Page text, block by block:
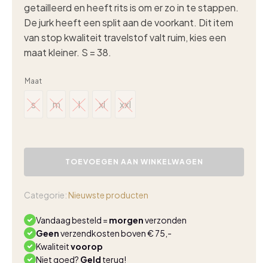
getailleerd en heeft rits is om er zo in te stappen.
De jurk heeft een split aan de voorkant. Dit item
van stop kwaliteit travelstof valt ruim, kies een
maat kleiner. S = 38.
Maat
s
s
m
m
l
l
xl
xl
xxl
xxl
Triple
Cameron
aantal
TOEVOEGEN AAN WINKELWAGEN
Categorie: Nieuwste producten
Vandaag besteld = morgenverzonden
Geenverzendkosten boven € 75,-
Kwaliteitvoorop
Niet goed? Geld terug!